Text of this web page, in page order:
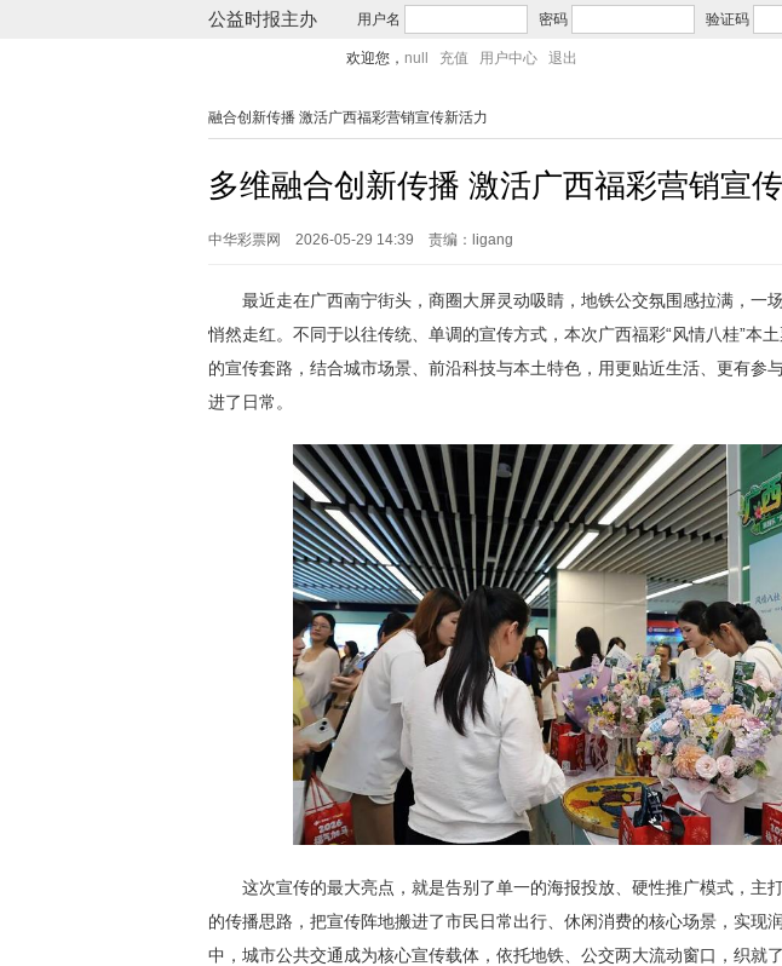
公益时报主办 用户名 密码 验证码
欢迎您， null 充值 用户中心 退出
融合创新传播 激活广西福彩营销宣传新活力
多维融合创新传播 激活广西福彩营销宣
中华彩票网 2026-05-29 14:39 责编：ligang
最近走在广西南宁街头，商圈大屏灵动吸睛，地铁公交氛围感拉满，一
悄然走红。不同于以往传统、单调的宣传方式，本次广西福彩“风情八桂”本
的宣传套路，结合城市场景、前沿科技与本土特色，用更贴近生活、更有参
进了日常。
这次宣传的最大亮点，就是告别了单一的海报投放、硬性推广模式，主
的传播思路，把宣传阵地搬进了市民日常出行、休闲消费的核心场景，实现
中，城市公共交通成为核心宣传载体，依托地铁、公交两大流动窗口，织就